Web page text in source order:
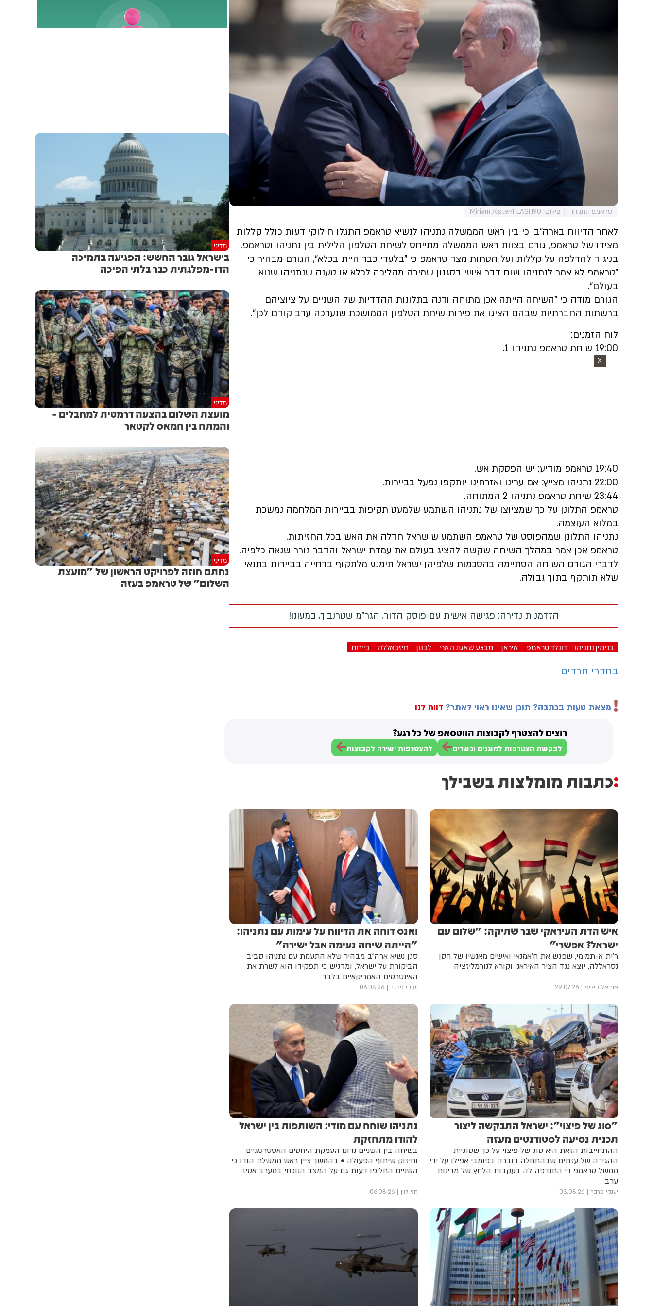
טראמפ ונתניהו צילום: Miriam Alster/FLASH90
לאחר הדיווח בארה"ב, כי בין ראש הממשלה נתניהו לנשיא טראמפ התגלו חילוקי דעות כולל קללות
מצידו של טראמפ, גורם בצוות ראש הממשלה מתייחס לשיחת הטלפון הלילית בין נתניהו וטראמפ.
בניגוד להדלפה על קללות ועל הטחות מצד טראמפ כי "בלעדי כבר היית בכלא", הגורם מבהיר כי
"טראמפ לא אמר לנתניהו שום דבר אישי בסגנון שמירה מהליכה לכלא או טענה שנתניהו שנוא
בעולם".
הגורם מודה כי "השיחה הייתה אכן מתוחה ודנה בתלונות ההדדיות של השניים על ציוציהם
ברשתות החברתיות שבהם הציגו את פירות שיחת הטלפון הממושכת שנערכה ערב קודם לכן".
לוח הזמנים:
19:00 שיחת טראמפ נתניהו 1.
X
19:40 טראמפ מודיע: יש הפסקת אש.
22:00 נתניהו מצייץ: אם ערינו ואזרחינו יותקפו נפעל בביירות.
23:44 שיחת טראמפ נתניהו 2 המתוחה.
טראמפ התלונן על כך שמציוצו של נתניהו השתמע שלמעט תקיפות בביירות המלחמה נמשכת
במלוא העוצמה.
נתניהו התלונן שמהפוסט של טראמפ השתמע שישראל חדלה את האש בכל החזיתות.
טראמפ אכן אמר במהלך השיחה שקשה להציג בעולם את עמדת ישראל והדבר גורר שנאה כלפיה.
לדברי הגורם השיחה הסתיימה בהסכמות שלפיהן ישראל תימנע מלתקוף בדחייה בביירות בתנאי
שלא תותקף בתוך גבולה.
הזדמנות נדירה: פגישה אישית עם פוסק הדור, הגר"מ שטרנבוך, במעונו!
בנימין נתניהו דונלד טראמפ איראן מבצע שאגת הארי לבנון חיזבאללה ביירות
בחדרי חרדים
מצאת טעות בכתבה? תוכן שאינו ראוי לאתר? דווח לנו
רוצים להצטרף לקבוצות הווטסאפ של כל רגע?
לבקשת הצטרפות למוגנים וכשרים להצטרפות ישירה לקבוצות
כתבות מומלצות בשבילך
איש הדת העיראקי שבר שתיקה: "שלום עם
ישראל? אפשרי"
ר'ית א-תמימי, שפגש את ח'אמנאי ואישים מאנשיו של חסן
נסראללה, יוצא נגד הציר האיראני וקורא לנורמליזציה
אוריאל פיליפ 29.07.26
ואנס דוחה את הדיווח על עימות עם נתניהו:
"הייתה שיחה נעימה אבל ישירה"
סגן נשיא ארה"ב מבהיר שלא התעמת עם נתניהו סביב
הביקורת על ישראל, ומדגיש כי תפקידו הוא לשרת את
האינטרסים האמריקאיים בלבד
יענקי פרבר 06.08.26
"סוג של פיצוי": ישראל התבקשה ליצור
תכנית נסיעה לסטודנטים מעזה
ההתחייבות הזאת היא סוג של פיצוי על כך שסוגיית
ההגירה של עזתים שבהתחלה דוברה בפומבי אפילו על ידי
ממשל טראמפ די התנדפה לה בעקבות הלחץ של מדינות
ערב
יענקי פרבר 03.08.26
נתניהו שוחח עם מודי: השותפות בין ישראל
להודו מתחזקת
בשיחה בין השניים נדונו העמקת היחסים האסטרטגיים
וחיזוק שיתוף הפעולה • בהמשך ציין ראש ממשלת הודו כי
השניים החליפו דעות גם על המצב הנוכחי במערב אסיה
חני לוין 06.08.26
מדיני
בישראל גובר החשש: הפגיעה בתמיכה
הדו-מפלגתית כבר בלתי הפיכה
מדיני
מועצת השלום בהצעה דרמטית למחבלים -
והמתח בין חמאס לקטאר
מדיני
נחתם חוזה לפרויקט הראשון של "מועצת
השלום" של טראמפ בעזה